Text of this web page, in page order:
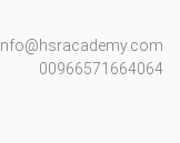
Info@hsracademy.com
00966571664064